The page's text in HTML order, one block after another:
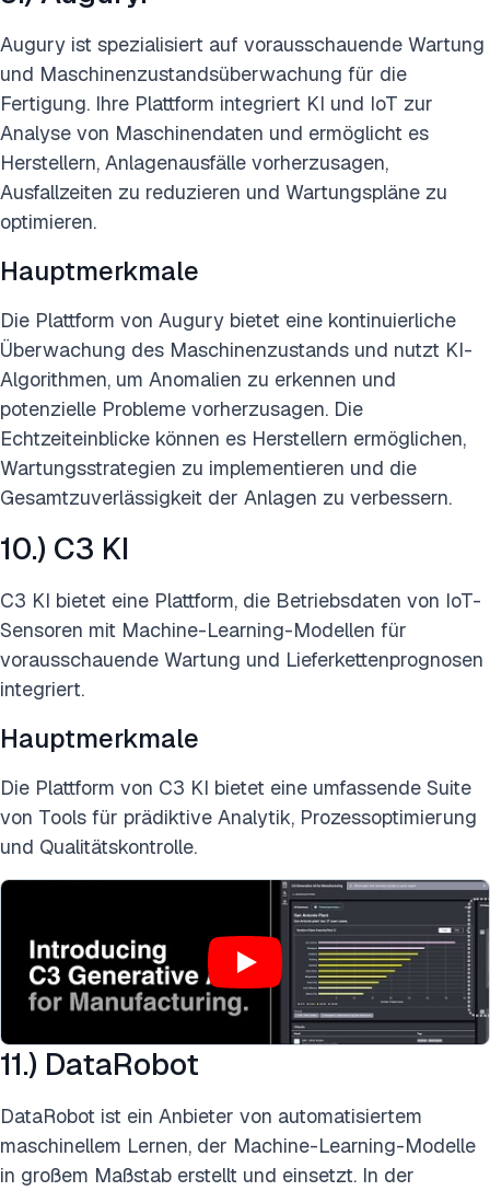
Augury ist spezialisiert auf vorausschauende Wartung
und Maschinenzustandsüberwachung für die
Fertigung. Ihre Plattform integriert KI und IoT zur
Analyse von Maschinendaten und ermöglicht es
Herstellern, Anlagenausfälle vorherzusagen,
Ausfallzeiten zu reduzieren und Wartungspläne zu
optimieren.
Hauptmerkmale
Die Plattform von Augury bietet eine kontinuierliche
Überwachung des Maschinenzustands und nutzt KI-
Algorithmen, um Anomalien zu erkennen und
potenzielle Probleme vorherzusagen. Die
Echtzeiteinblicke können es Herstellern ermöglichen,
Wartungsstrategien zu implementieren und die
Gesamtzuverlässigkeit der Anlagen zu verbessern.
10.) C3 KI
C3 KI bietet eine Plattform, die Betriebsdaten von IoT-
Sensoren mit Machine-Learning-Modellen für
vorausschauende Wartung und Lieferkettenprognosen
integriert.
Hauptmerkmale
Die Plattform von C3 KI bietet eine umfassende Suite
von Tools für prädiktive Analytik, Prozessoptimierung
und Qualitätskontrolle.
11.) DataRobot
DataRobot ist ein Anbieter von automatisiertem
maschinellem Lernen, der Machine-Learning-Modelle
in großem Maßstab erstellt und einsetzt. In der